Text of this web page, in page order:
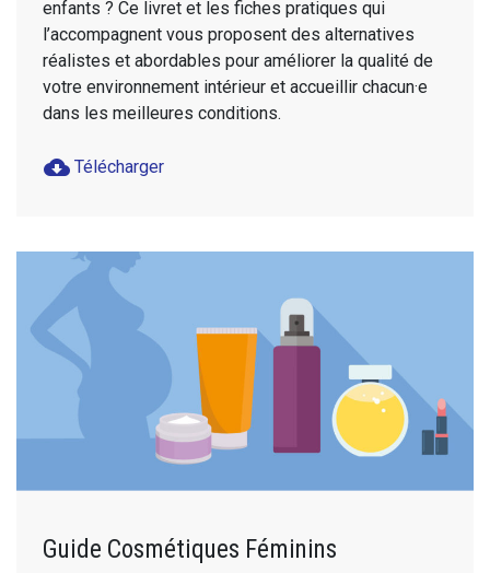
enfants ? Ce livret et les fiches pratiques qui
l’accompagnent vous proposent des alternatives
réalistes et abordables pour améliorer la qualité de
votre environnement intérieur et accueillir chacun·e
dans les meilleures conditions.
cloud_download Télécharger
Guide Cosmétiques Féminins